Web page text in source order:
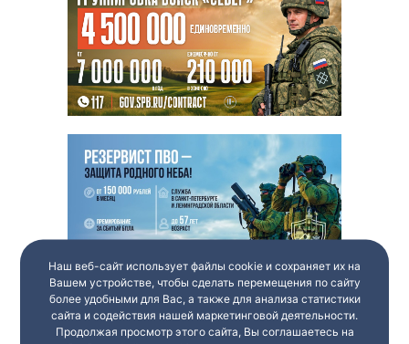
Наш веб-сайт использует файлы cookie и сохраняет их на
Вашем устройстве, чтобы сделать перемещения по сайту
более удобными для Вас, а также для анализа статистики
сайта и содействия нашей маркетинговой деятельности.
Продолжая просмотр этого сайта, Вы соглашаетесь на